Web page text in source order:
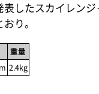
したスカイレンジ
り。
重量
2.4kg